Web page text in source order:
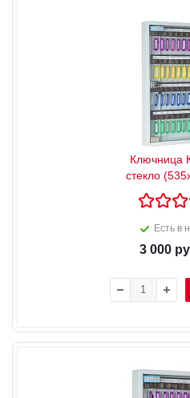
Ключница
стекло
Есть в
3 000